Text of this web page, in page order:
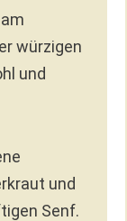
würzigen
und
und
Senf.